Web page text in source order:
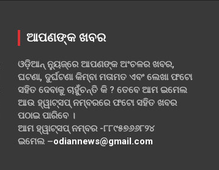
ଆପଣଙ୍କ ଖବର
ଓଡ଼ିଆନ୍ ନ୍ୟୁଜ୍‌ରେ ଆପଣଙ୍କ ଅଂଚଳର ଖବର,
ଘଟଣା, ଦୁର୍ଘଟଣା କିମ୍ବା ମତାମତ ଏବଂ ଲେଖା ଫଟୋ
ସହିତ ଦେବାକୁ ଚାହୁଁଚନ୍ତି କି ? ତେବେ ଆମ ଇମେଲ
ଆଉ ହ୍ୱାଟ୍‌ସପ୍ ନମ୍ବରରେ ଫଟୋ ସହିତ ଖବର
ପଠାଇ ପାରିବେ ।
ଆମ ହ୍ୱାଟ୍‌ସପ୍ ନମ୍ବର -୮୮୯୫୭୬୬୮୨୪
ଇମେଲ –odiannews@gmail.com